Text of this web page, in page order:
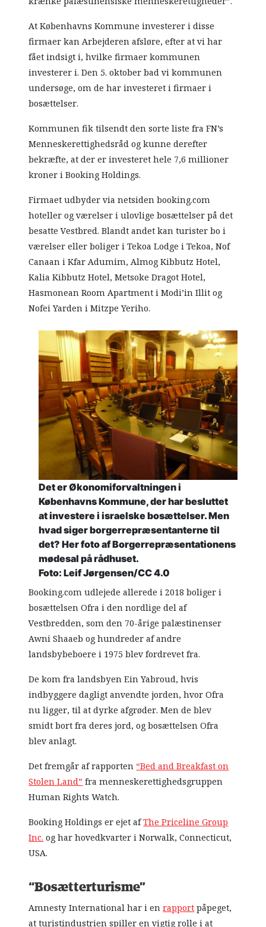
At Københavns Kommune investerer i disse
firmaer kan Arbejderen afsløre, efter at vi har
fået indsigt i, hvilke firmaer kommunen
investerer i. Den 5. oktober bad vi kommunen
undersøge, om de har investeret i firmaer i
bosættelser.
Kommunen fik tilsendt den sorte liste fra FN’s
Menneskerettighedsråd og kunne derefter
bekræfte, at der er investeret hele 7,6 millioner
kroner i Booking Holdings.
Firmaet udbyder via netsiden booking.com
hoteller og værelser i ulovlige bosættelser på det
besatte Vestbred. Blandt andet kan turister bo i
værelser eller boliger i Tekoa Lodge i Tekoa, Nof
Canaan i Kfar Adumim, Almog Kibbutz Hotel,
Kalia Kibbutz Hotel, Metsoke Dragot Hotel,
Hasmonean Room Apartment i Modi’in Illit og
Nofei Yarden i Mitzpe Yeriho.
Det er Økonomiforvaltningen i
Københavns Kommune, der har besluttet
at investere i israelske bosættelser. Men
hvad siger borgerrepræsentanterne til
det? Her foto af Borgerrepræsentationens
mødesal på rådhuset.
Foto: Leif Jørgensen/CC 4.0
Booking.com udlejede allerede i 2018 boliger i
bosættelsen Ofra i den nordlige del af
Vestbredden, som den 70-årige palæstinenser
Awni Shaaeb og hundreder af andre
landsbybeboere i 1975 blev fordrevet fra.
De kom fra landsbyen Ein Yabroud, hvis
indbyggere dagligt anvendte jorden, hvor Ofra
nu ligger, til at dyrke afgrøder. Men de blev
smidt bort fra deres jord, og bosættelsen Ofra
blev anlagt.
Det fremgår af rapporten “Bed and Breakfast on
Stolen Land” fra menneskerettighedsgruppen
Human Rights Watch.
Booking Holdings er ejet afThe Priceline Group
Inc. og har hovedkvarter i Norwalk, Connecticut,
USA.
“Bosætterturisme”
Amnesty International har i enrapportpåpeget,
at turistindustrien spiller en vigtig rolle i at